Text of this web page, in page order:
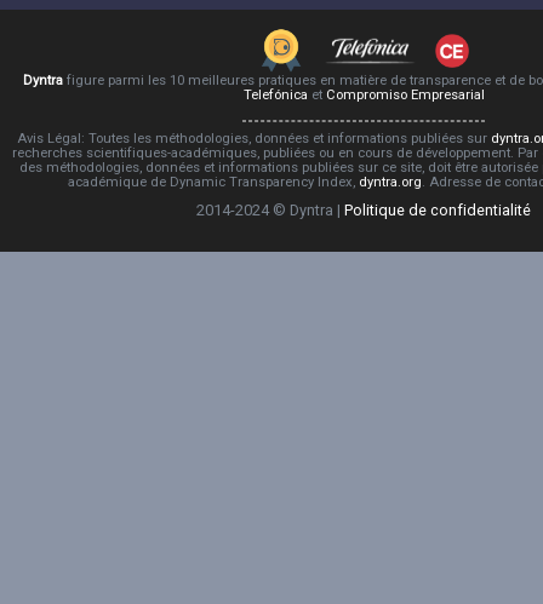
Dyntra figure parmi les 10 meilleures pratiques en matière de transparence et de
Telefónica et Compromiso Empresarial
Avis Légal: Toutes les méthodologies, données et informations publiées sur
recherches scientifiques-académiques, publiées ou en cours de développement.
des méthodologies, données et informations publiées sur ce site, doit être
académique de Dynamic Transparency Index, dyntra.org. Adresse de
2014-2024 © Dyntra | Politique de confidentialité